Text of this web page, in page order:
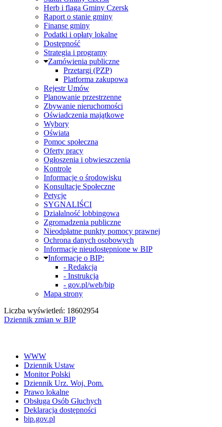
Herb i flaga Gminy Czersk
Raport o stanie gminy
Finanse gminy
Podatki i opłaty lokalne
Dostępność
Strategia i programy
Zamówienia publiczne
Przetargi (PZP)
Platforma zakupowa
Rejestr Umów
Planowanie przestrzenne
Zbywanie nieruchomości
Oświadczenia majątkowe
Wybory
Oświata
Pomoc społeczna
Oferty pracy
Ogłoszenia i obwieszczenia
Kontrole
Informacje o środowisku
Konsultacje Społeczne
Petycje
SYGNALIŚCI
Działalność lobbingowa
Zgromadzenia publiczne
Nieodpłatne punkty pomocy prawnej
Ochrona danych osobowych
Informacje nieudostępnione w BIP
Informacje o BIP:
- Redakcja
- Instrukcja
- gov.pl/web/bip
Mapa strony
Liczba wyświetleń: 18602954
Dziennik zmian w BIP
WWW
Dziennik Ustaw
Monitor Polski
Dziennik Urz. Woj. Pom.
Prawo lokalne
Obsługa Osób Głuchych
Deklaracja dostępności
bip.gov.pl